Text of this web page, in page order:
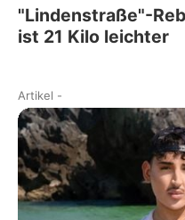
"Lindenstraße"-
ist 21 Kilo leichter
Artikel -